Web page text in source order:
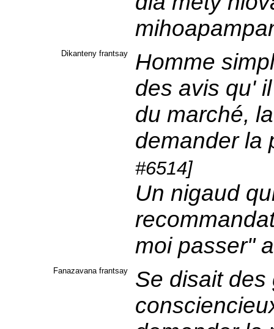
Dikanteny frantsay
Homme
des avis qu'
du marché,
demander la
#6514]
Un nigaud
moi passer"
Fanazavana frantsay
Se disait des